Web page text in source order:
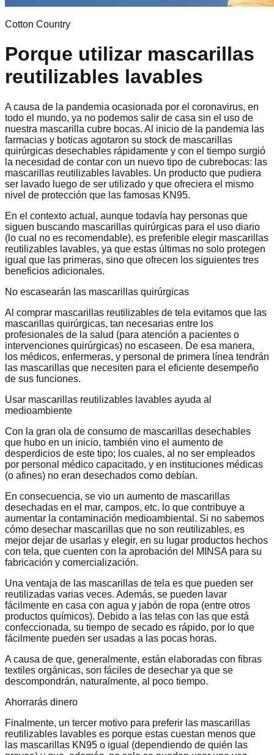
Cotton Country
Porque utilizar mascarillas
reutilizables lavables
A causa de la pandemia ocasionada por el coronavirus, en
todo el mundo, ya no podemos salir de casa sin el uso de
nuestra mascarilla cubre bocas. Al inicio de la pandemia las
farmacias y boticas agotaron su stock de mascarillas
quirúrgicas desechables rápidamente y con el tiempo surgió
la necesidad de contar con un nuevo tipo de cubrebocas: las
mascarillas reutilizables lavables. Un producto que pudiera
ser lavado luego de ser utilizado y que ofreciera el mismo
nivel de protección que las famosas KN95.
En el contexto actual, aunque todavía hay personas que
siguen buscando mascarillas quirúrgicas para el uso diario
(lo cual no es recomendable), es preferible elegir mascarillas
reutilizables lavables, ya que estas últimas no solo protegen
igual que las primeras, sino que ofrecen los siguientes tres
beneficios adicionales.
No escasearán las mascarillas quirúrgicas
Al comprar mascarillas reutilizables de tela evitamos que las
mascarillas quirúrgicas, tan necesarias entre los
profesionales de la salud (para atención a pacientes o
intervenciones quirúrgicas) no escaseen. De esa manera,
los médicos, enfermeras, y personal de primera línea tendrán
las mascarillas que necesiten para el eficiente desempeño
de sus funciones.
Usar mascarillas reutilizables lavables ayuda al
medioambiente
Con la gran ola de consumo de mascarillas desechables
que hubo en un inicio, también vino el aumento de
desperdicios de este tipo; los cuales, al no ser empleados
por personal médico capacitado, y en instituciones médicas
(o afines) no eran desechados como debían.
En consecuencia, se vio un aumento de mascarillas
desechadas en el mar, campos, etc. lo que contribuye a
aumentar la contaminación medioambiental. Si no sabemos
cómo desechar mascarillas que no son reutilizables, es
mejor dejar de usarlas y elegir, en su lugar productos hechos
con tela, que cuenten con la aprobación del MINSA para su
fabricación y comercialización.
Una ventaja de las mascarillas de tela es que pueden ser
reutilizadas varias veces. Además, se pueden lavar
fácilmente en casa con agua y jabón de ropa (entre otros
productos químicos). Debido a las telas con las que está
confeccionada, su tiempo de secado es rápido, por lo que
fácilmente pueden ser usadas a las pocas horas.
A causa de que, generalmente, están elaboradas con fibras
textiles orgánicas, son fáciles de desechar ya que se
descompondrán, naturalmente, al poco tiempo.
Ahorrarás dinero
Finalmente, un tercer motivo para preferir las mascarillas
reutilizables lavables es porque estas cuestan menos que
las mascarillas KN95 o igual (dependiendo de quién las